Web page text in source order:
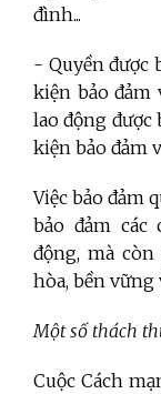
đình...
- Quyền được
kiện bảo đảm
lao động được
kiện bảo đảm
Việc bảo đảm
bảo đảm
động, mà
hòa, bền vững
Một số thách
Cuộc Cách